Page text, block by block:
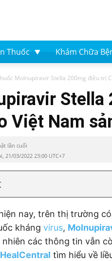
Thuốc Khám Chữa
Molnupiravir Stella 200mg điều trị
Việt Nam
lần cuối
21/03/2022 23:00 UTC+7
nay, trên thị trường
kháng virus,
các thông tin vẫn
HealCentral tìm hiểu về